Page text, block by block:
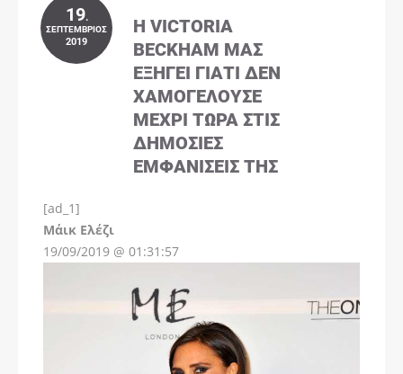
19.
ΣΕΠΤΈΜΒΡΙΟΣ
2019
Η VICTORIA
BECKHAM ΜΑΣ
ΕΞΗΓΕΊ ΓΙΑΤΊ ΔΕΝ
ΧΑΜΟΓΕΛΟΎΣΕ
ΜΈΧΡΙ ΤΏΡΑ ΣΤΙΣ
ΔΗΜΌΣΙΕΣ
ΕΜΦΑΝΊΣΕΙΣ ΤΗΣ
[ad_1]
Μάικ Ελέζι
19/09/2019 @ 01:31:57